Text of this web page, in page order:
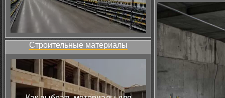
Строительные материалы